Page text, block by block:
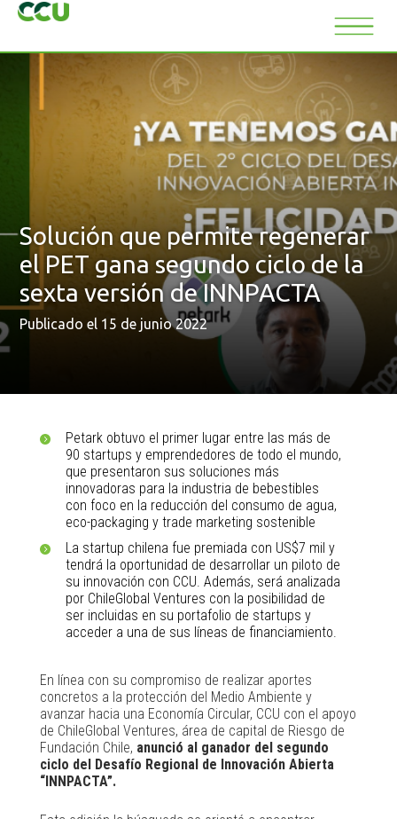
Solución que permite regenerar
el PET gana segundo ciclo de la
sexta versión de INNPACTA
Publicado el 15 de junio 2022
Petark obtuvo el primer lugar entre las más de
90 startups y emprendedores de todo el mundo,
que presentaron sus soluciones más
innovadoras para la industria de bebestibles
con foco en la reducción del consumo de agua,
eco-packaging y trade marketing sostenible
La startup chilena fue premiada con US$7 mil y
tendrá la oportunidad de desarrollar un piloto de
su innovación con CCU. Además, será analizada
por ChileGlobal Ventures con la posibilidad de
ser incluidas en su portafolio de startups y
acceder a una de sus líneas de financiamiento.
En línea con su compromiso de realizar aportes
concretos a la protección del Medio Ambiente y
avanzar hacia una Economía Circular, CCU con el apoyo
de ChileGlobal Ventures, área de capital de Riesgo de
Fundación Chile, anunció al ganador del segundo
ciclo del Desafío Regional de Innovación Abierta
“INNPACTA”.